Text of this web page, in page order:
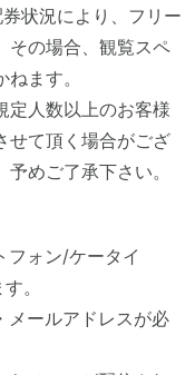
状況により、フリー
その場合、観覧スペ
ます。
定人数以上のお客様
せて頂く場合がござ
めご了承下さい。
フォン/ケータイ
。
ールアドレスが必